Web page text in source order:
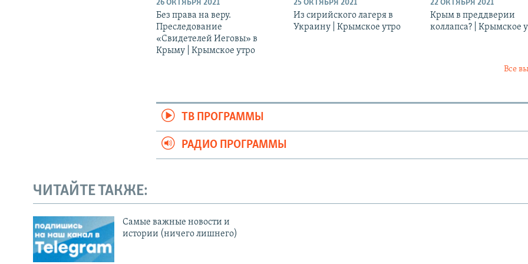
26 ОКТЯБРЯ 2021
Без права на веру.
Преследование
«Свидетелей Иеговы» в
Крыму | Крымское утро
25 ОКТЯБРЯ 2021
Из сирийского лагеря в
Украину | Крымское утро
22 ОКТЯБРЯ 2021
Крым в преддверии
коллапса? | Крымское
Все
ТВ ПРОГРАММЫ
РАДИО ПРОГРАММЫ
ЧИТАЙТЕ ТАКЖЕ:
Cамые важные новости и
истории (ничего лишнего)